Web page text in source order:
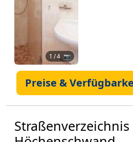
1 / 4 📷
Preise &
Straßenverzeichnis